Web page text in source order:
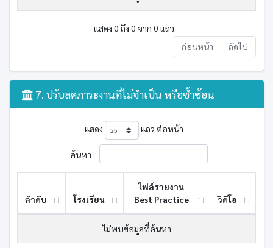
แสดง 0 ถึง 0 จาก 0 แถว
ก่อนหน้า
ถัดไป
7. ปรับลดภาระงานที่ไม่จำเป็น หรือซ้ำซ้อน
แสดง แถว ต่อหน้า
ค้นหา :
ลำดับ โรงเรียน
ไฟล์รายงาน
Best ​Practice
วิดีโอ
ไม่พบข้อมูลที่ค้นหา